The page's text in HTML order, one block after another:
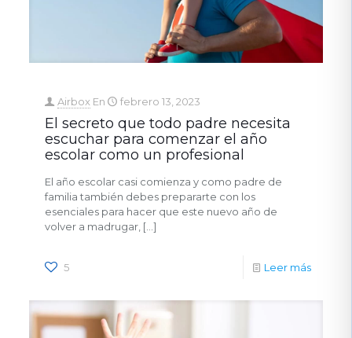
Airbox En febrero 13, 2023
El secreto que todo padre necesita
escuchar para comenzar el año
escolar como un profesional
El año escolar casi comienza y como padre de
familia también debes prepararte con los
esenciales para hacer que este nuevo año de
volver a madrugar, […]
5 Leer más